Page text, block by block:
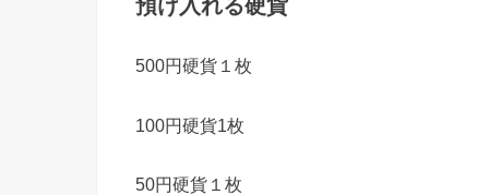
預け入れる硬貨
500円硬貨１枚
100円硬貨1枚
50円硬貨１枚